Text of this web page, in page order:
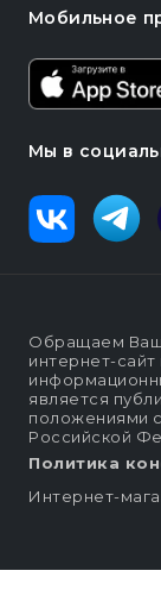
Мобильное
Мы в
Обращаем
интернет-
является
положениями
Российской
Политика
Интернет-